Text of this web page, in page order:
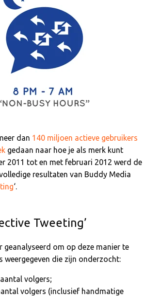
dan 140 miljoen actieve gebruikers
gedaan naar hoe je als merk kunt
2011 tot en met februari 2012 werd de
resultaten van Buddy Media
‘.
Tweeting’
om op deze manier te
die zijn onderzocht:
volgers;
volgers (inclusief handmatige